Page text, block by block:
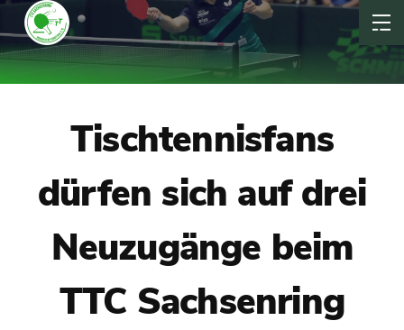
Tischtennisfans
dürfen sich auf drei
Neuzugänge beim
TTC Sachsenring